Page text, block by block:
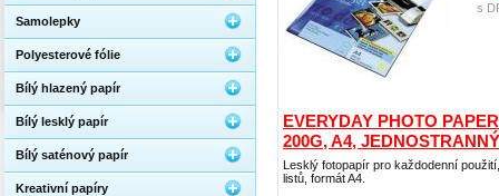
EVERYDAY PHOTO PAPER
200G, A4, JEDNOSTRANNÝ
Lesklý fotopapír pro každodenní
listů, formát A4.
s
Samolepky
Polyesterové fólie
Bílý hlazený papír
Bílý lesklý papír
Bílý saténový papír
Kreativní papíry